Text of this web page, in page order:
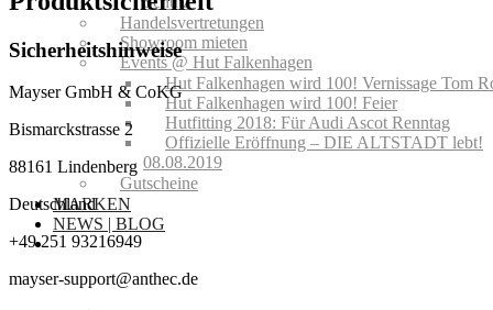
Handelsvertretungen
Showroom mieten
Events @ Hut Falkenhagen
Hut Falkenhagen wird 100! Vernissage Tom
Hut Falkenhagen wird 100! Feier
Hutfitting 2018: Für Audi Ascot Renntag
Offizielle Eröffnung – DIE ALTSTADT lebt!
08.08.2019
Gutscheine
MARKEN
NEWS | BLOG
Sicherheitshinweise
Mayser GmbH & CoKG
Bismarckstrasse 2
88161 Lindenberg
Deutschland
+49 251 93216949
mayser-support@anthec.de